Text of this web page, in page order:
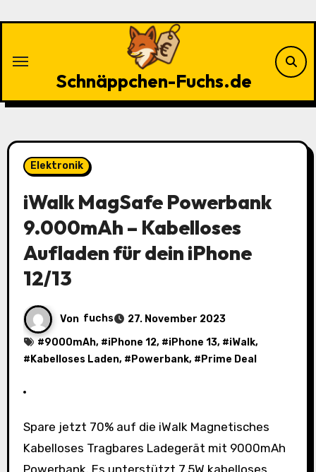
Schnäppchen-Fuchs.de
Elektronik
iWalk MagSafe Powerbank
9.000mAh – Kabelloses
Aufladen für dein iPhone
12/13
Von fuchs
27. November 2023
#9000mAh, #iPhone 12, #iPhone 13, #iWalk,
# Kabelloses Laden, # Powerbank, # Prime Deal
Spare jetzt 70% auf die iWalk Magnetisches
Kabelloses Tragbares Ladegerät mit 9000mAh
Powerbank. Es unterstützt 7,5W kabelloses